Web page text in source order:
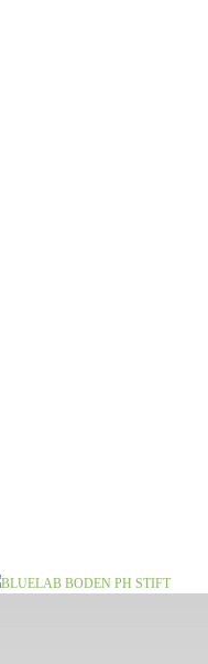
BLUELAB BODEN PH STIFT